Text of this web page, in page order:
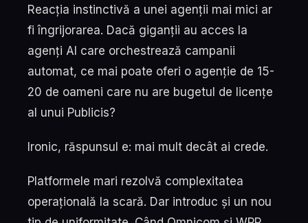
Reacția instinctivă a unei agenții mai mici ar
fi îngrijorarea. Dacă giganții au acces la
agenți AI care orchestrează campanii
automat, ce mai poate oferi o agenție de 15-
20 de oameni care nu are bugetul de licențe
al unui Publicis?
Ironic, răspunsul e: mai mult decât ai crede.
Platformele mari rezolvă complexitatea
operațională la scară. Dar introduc și un nou